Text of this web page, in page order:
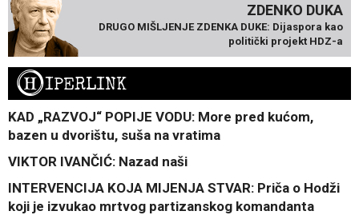
ZDENKO DUKA
DRUGO MIŠLJENJE ZDENKA DUKE: Dijaspora kao
politički projekt HDZ-a
HIPERLINK
KAD „RAZVOJ“ POPIJE VODU: More pred kućom,
bazen u dvorištu, suša na vratima
VIKTOR IVANČIĆ: Nazad naši
INTERVENCIJA KOJA MIJENJA STVAR: Priča o Hodži
koji je izvukao mrtvog partizanskog komandanta